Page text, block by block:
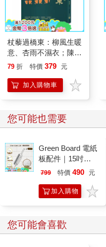
杖藜過橋東：柳風生暖
意、杏雨不濕衣；陳亮
恭談以心轉境的適齡漫
79 折 特價 379 元
加入購物車
您可能也需要
Green Board 電紙
板配件｜15吋
ECO專用 三合一
板 替換筆 板擦
799 特價 490 元
加入購物
您可能會喜歡